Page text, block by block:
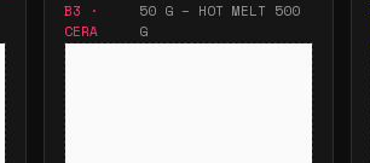
B3 ·
CERA
50 G – HOT MELT 500
G